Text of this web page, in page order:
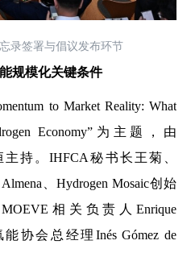
录签署与倡议发布环节
规模化关键条件
to Market Reality: What
Economy”为主题，由
持。IHFCA秘书长王菊、
、Hydrogen Mosaic创始
MOEVE相关负责人Enrique
能协会总经理Inés Gómez de